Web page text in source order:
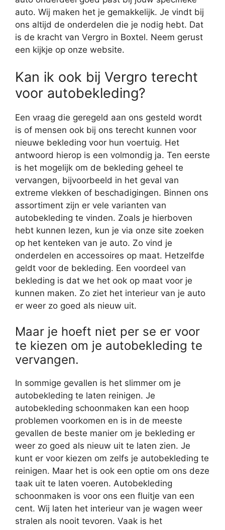
auto. Wij maken het je gemakkelijk. Je vindt bij
ons altijd de onderdelen die je nodig hebt. Dat
is de kracht van Vergro in Boxtel. Neem gerust
een kijkje op onze website.
Kan ik ook bij Vergro terecht
voor autobekleding?
Een vraag die geregeld aan ons gesteld wordt
is of mensen ook bij ons terecht kunnen voor
nieuwe bekleding voor hun voertuig. Het
antwoord hierop is een volmondig ja. Ten eerste
is het mogelijk om de bekleding geheel te
vervangen, bijvoorbeeld in het geval van
extreme vlekken of beschadigingen. Binnen ons
assortiment zijn er vele varianten van
autobekleding te vinden. Zoals je hierboven
hebt kunnen lezen, kun je via onze site zoeken
op het kenteken van je auto. Zo vind je
onderdelen en accessoires op maat. Hetzelfde
geldt voor de bekleding. Een voordeel van
bekleding is dat we het ook op maat voor je
kunnen maken. Zo ziet het interieur van je auto
er weer zo goed als nieuw uit.
Maar je hoeft niet per se er voor
te kiezen om je autobekleding te
vervangen.
In sommige gevallen is het slimmer om je
autobekleding te laten reinigen. Je
autobekleding schoonmaken kan een hoop
problemen voorkomen en is in de meeste
gevallen de beste manier om je bekleding er
weer zo goed als nieuw uit te laten zien. Je
kunt er voor kiezen om zelfs je autobekleding te
reinigen. Maar het is ook een optie om ons deze
taak uit te laten voeren. Autobekleding
schoonmaken is voor ons een fluitje van een
cent. Wij laten het interieur van je wagen weer
stralen als nooit tevoren. Vaak is het